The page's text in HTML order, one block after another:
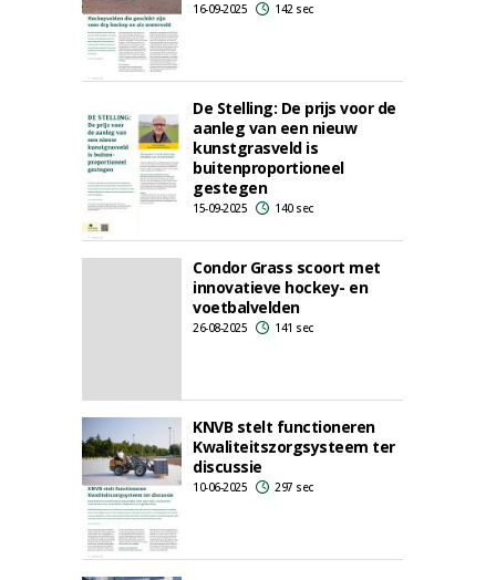
16-09-2025 142 sec
De Stelling: De prijs voor de
aanleg van een nieuw
kunstgrasveld is
buitenproportioneel
gestegen
15-09-2025 140 sec
Condor Grass scoort met
innovatieve hockey- en
voetbalvelden
26-08-2025 141 sec
KNVB stelt functioneren
Kwaliteitszorgsysteem ter
discussie
10-06-2025 297 sec